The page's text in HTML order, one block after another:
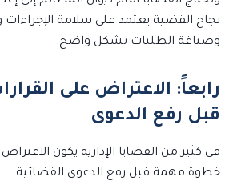
نجاح القضية يعتمد على سلامة
وصياغة الطلبات بشكل واضح.
رابعاً: الاعتراض على
قبل رفع الدعوى
في كثير من القضايا الإدارية يكون الاعتراض
خطوة مهمة قبل رفع الدعوى القضائية.